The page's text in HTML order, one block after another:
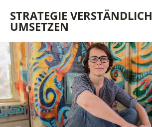
STRATEGIE VERSTÄNDLICH
UMSETZEN